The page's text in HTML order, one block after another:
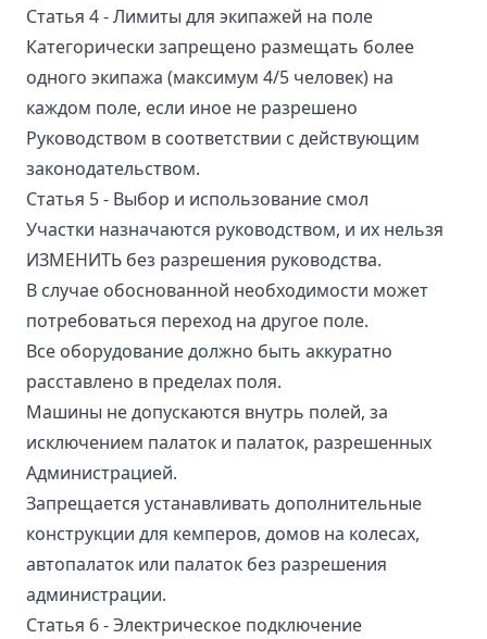
Статья 4 - Лимиты для экипажей на поле
Категорически запрещено размещать более
одного экипажа (максимум 4/5 человек) на
каждом поле, если иное не разрешено
Руководством в соответствии с действующим
законодательством.
Статья 5 - Выбор и использование смол
Участки назначаются руководством, и их нельзя
ИЗМЕНИТЬ без разрешения руководства.
В случае обоснованной необходимости может
потребоваться переход на другое поле.
Все оборудование должно быть аккуратно
расставлено в пределах поля.
Машины не допускаются внутрь полей, за
исключением палаток и палаток, разрешенных
Администрацией.
Запрещается устанавливать дополнительные
конструкции для кемперов, домов на колесах,
автопалаток или палаток без разрешения
администрации.
Статья 6 - Электрическое подключение